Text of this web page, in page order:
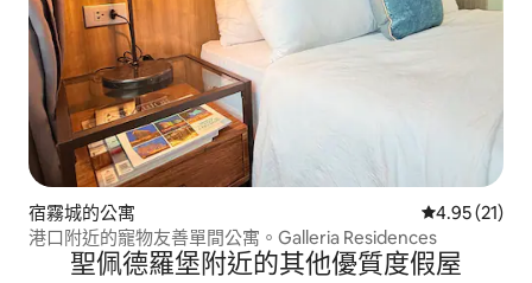
宿霧城的公寓 從 21 則評價
4.95 (21)
港口附近的寵物友善單間公寓。Galleria Residences
聖佩德羅堡附近的其他優質度假屋